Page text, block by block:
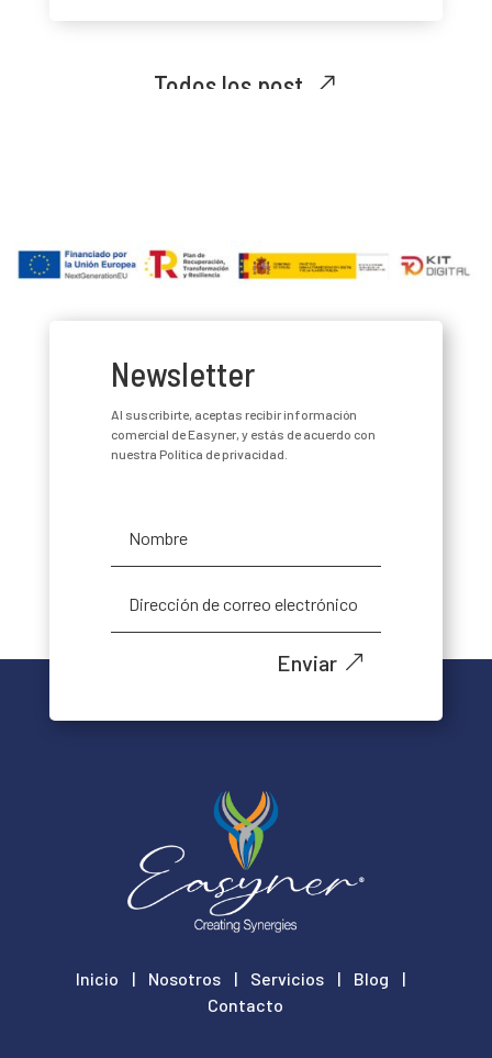
Todos los post
Newsletter
Al suscribirte, aceptas recibir información
comercial de Easyner, y estás de acuerdo con
nuestra Política de privacidad.
Enviar
Inicio | Nosotros | Servicios | Blog |
Contacto